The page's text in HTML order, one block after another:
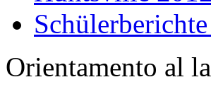
Orientamento al